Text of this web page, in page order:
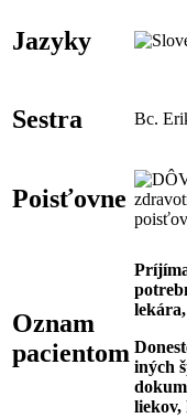
Jazyky
Sestra Bc.
Poisťovne
Oznam
pacientom iných
liekov,